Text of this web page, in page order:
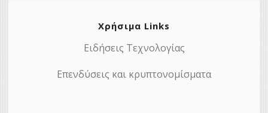
Χρήσιμα Links
Ειδήσεις Τεχνολογίας
Επενδύσεις και κρυπτονομίσματα